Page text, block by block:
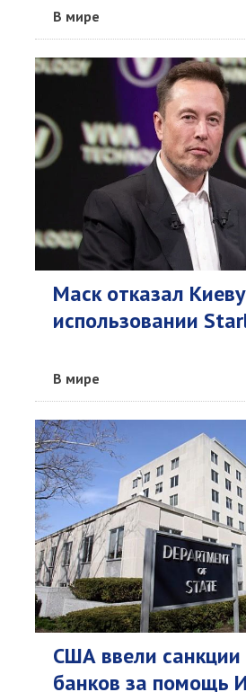
В мире
Маск отказал
использовании
В мире
США ввели санкции
банков за помощь